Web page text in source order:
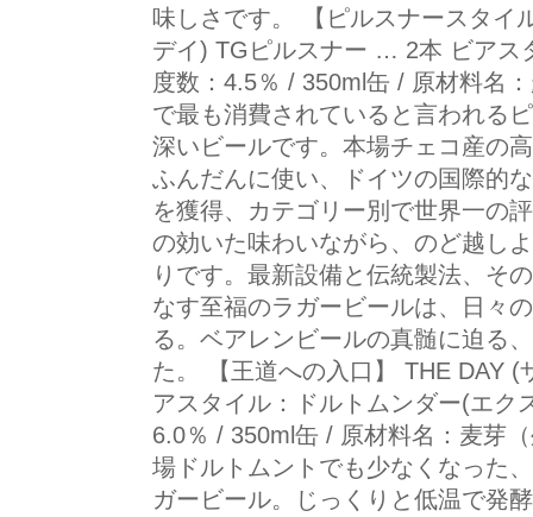
味しさです。 【ピルスナースタイ
デイ) TGピルスナー … 2本 ビアス
度数：4.5％ / 350ml缶 / 原材料名
で最も消費されていると言われる
深いビールです。本場チェコ産の
ふんだんに使い、ドイツの国際的
を獲得、カテゴリー別で世界一の
の効いた味わいながら、のど越し
りです。最新設備と伝統製法、そ
なす至福のラガービールは、日々
る。ベアレンビールの真髄に迫る
た。 【王道への入口】 THE DAY
アスタイル：ドルトムンダー(エク
6.0％ / 350ml缶 / 原材料名：麦芽
場ドルトムントでも少なくなった
ガービール。じっくりと低温で発